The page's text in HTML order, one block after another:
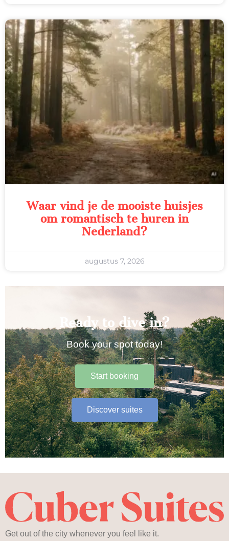
Waar vind je de mooiste huisjes
om romantisch te huren in
Nederland?
augustus 7, 2026
Ready to dive in?
Book your spot today!
Start booking
Discover suites
Get out of the city whenever you feel like it.